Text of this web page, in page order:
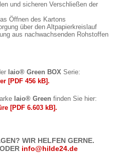
und sicheren Verschließen der
Öffnen des Kartons
über den Altpapierkreislauf
aus nachwachsenden Rohstoffen
laio® Green BOX Serie:
[PDF 456 kB].
laio® Green finden Sie hier:
[PDF 6.603 kB].
WIR HELFEN GERNE.
ODER info@hilde24.de